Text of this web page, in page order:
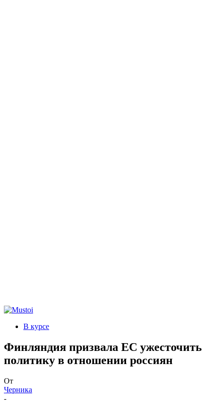
В курсе
Финляндия призвала ЕС ужесточить
политику в отношении россиян
От
Черника
-